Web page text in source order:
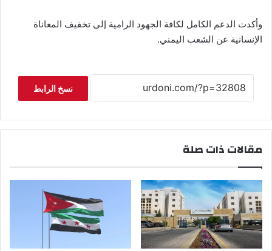
وأكدت الدعم الكامل لكافة الجهود الرامية إلى تخفيف المعاناة
الإنسانية عن الشعب اليمني.
نسخ الرابط
مقالات ذات صلة